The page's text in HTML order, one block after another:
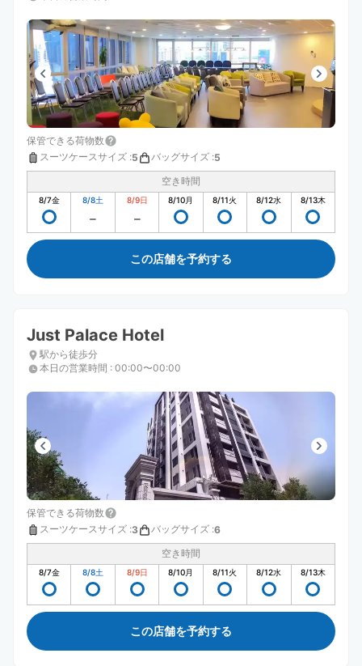
保管できる荷物数
スーツケースサイズ :5 バッグサイズ :5
空き時間
8/7金 8/8土 8/9日 8/10月 8/11火 8/12水 8/13木
この店舗を予約する
Just Palace Hotel
駅から徒歩分
本日の営業時間 : 00:00〜00:00
保管できる荷物数
スーツケースサイズ :3 バッグサイズ :6
空き時間
8/7金 8/8土 8/9日 8/10月 8/11火 8/12水 8/13木
この店舗を予約する